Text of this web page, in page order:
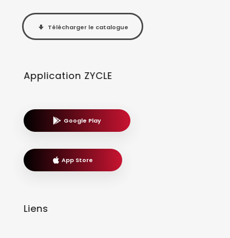
Télécharger le catalogue
Application ZYCLE
Google Play
App Store
Liens